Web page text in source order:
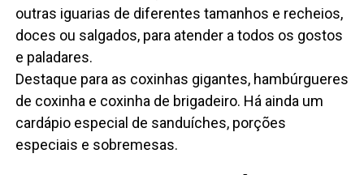
outras iguarias de diferentes tamanhos e recheios,
doces ou salgados, para atender a todos os gostos
e paladares.
Destaque para as coxinhas gigantes, hambúrgueres
de coxinha e coxinha de brigadeiro. Há ainda um
cardápio especial de sanduíches, porções
especiais e sobremesas.